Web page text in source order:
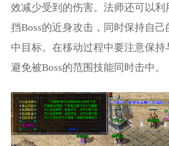
效减少受到的伤害。法师还可以利
挡Boss的近身攻击，同时保持自
中目标。在移动过程中要注意保持
避免被Boss的范围技能同时击中。